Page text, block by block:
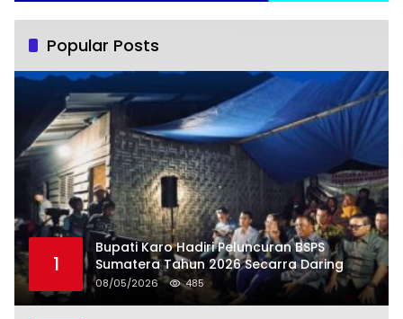
Popular Posts
1
Bupati Karo Hadiri Peluncuran BSPS
Sumatera Tahun 2026 Secarra Daring
08/05/2026 485